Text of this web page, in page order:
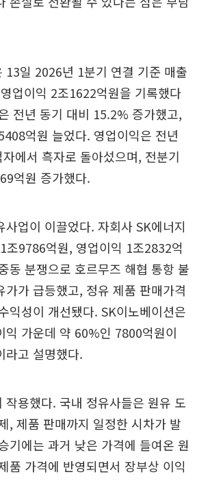
13일 2026년 1분기 연결 기준 매출
업이익 2조1622억원을 기록했다
전년 동기 대비 15.2% 증가했고,
억원 늘었다. 영업이익은 전년
에서 흑자로 돌아섰으며, 전분기
억원 증가했다.
사업이 이끌었다. 자회사 SK에너지
조9786억원, 영업이익 1조2832억
동 분쟁으로 호르무즈 해협 통항 불
가가 급등했고, 정유 제품 판매가격
익성이 개선됐다. SK이노베이션은
익 가운데 약 60%인 7800억원이
라고 설명했다.
작용했다. 국내 정유사들은 원유 도
, 제품 판매까지 일정한 시차가 발
기에는 과거 낮은 가격에 들여온 원
품 가격에 반영되면서 장부상 이익